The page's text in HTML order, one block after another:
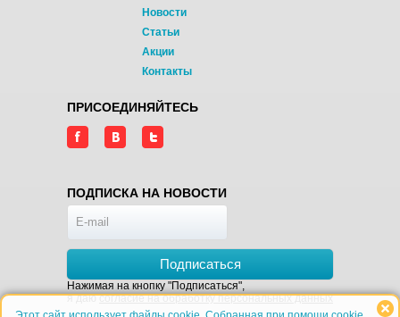
Новости
Статьи
Акции
Контакты
ПРИСОЕДИНЯЙТЕСЬ
ПОДПИСКА НА НОВОСТИ
Подписаться
Нажимая на кнопку "Подписаться",
я даюсогласие на обработку персональных данных